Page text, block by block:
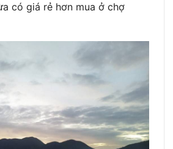
có giá rẻ hơn mua ở chợ